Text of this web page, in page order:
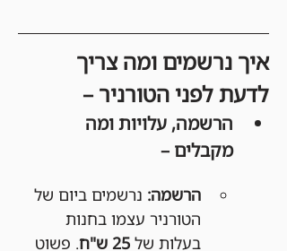
איך נרשמים ומה צריך
לדעת לפני הטורניר –
הרשמה, עלויות ומה
מקבלים –
הרשמה: נרשמים ביום של
הטורניר עצמו בחנות
בעלות של 25 ש"ח
. פשוט